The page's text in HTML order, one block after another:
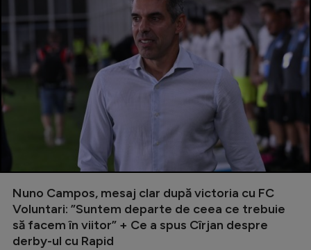
Nuno Campos, mesaj clar după victoria cu FC
Voluntari: ”Suntem departe de ceea ce trebuie
să facem în viitor” + Ce a spus Cîrjan despre
derby-ul cu Rapid